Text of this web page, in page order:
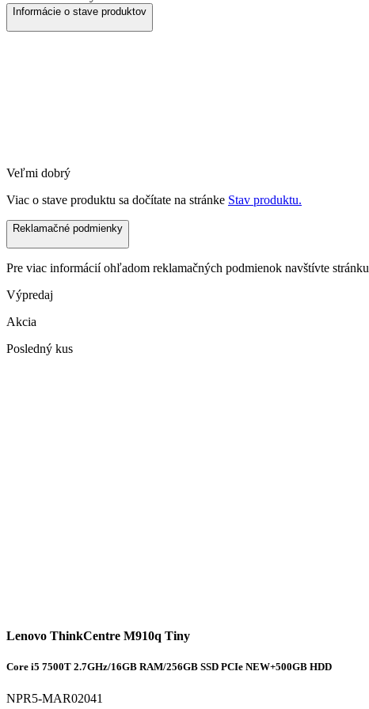
Informácie o stave produktov
Veľmi dobrý
Viac o stave produktu sa dočítate na stránke Stav produktu.
Reklamačné podmienky
Pre viac informácií ohľadom reklamačných podmienok navštívte stránku
Výpredaj
Akcia
Posledný kus
Lenovo ThinkCentre M910q Tiny
Core i5 7500T 2.7GHz/16GB RAM/256GB SSD PCIe NEW+500GB HDD
NPR5-MAR02041